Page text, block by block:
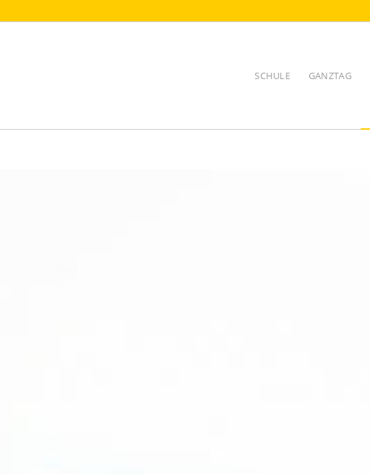
SCHULE GANZTAG